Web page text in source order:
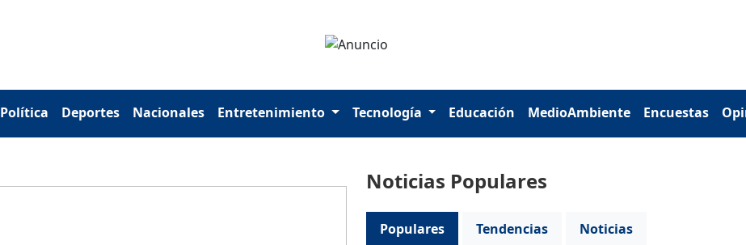
Política Deportes Nacionales Entretenimiento Tecnología Educación MedioAmbiente Encuestas
Noticias Populares
Populares Tendencias
Noticias